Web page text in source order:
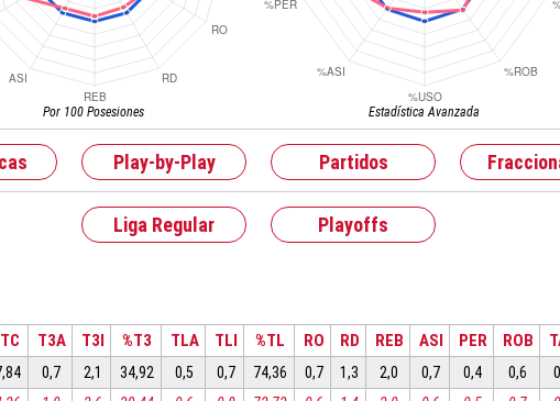
Por 100 Posesiones Estadística Avanzada
Play-by-Play Partidos
Liga Regular Playoffs
T3A T3I %T3 TLA TLI %TL RO RD REB ASI PER ROB
0,7 2,1 34,92 0,5 0,7 74,36 0,7 1,3 2,0 0,7 0,4 0,6